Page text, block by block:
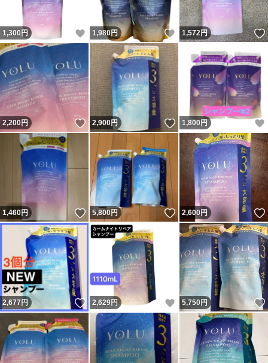
1,300 円 いいね！
1,980円 いいね！
1,572円
2,200円 いいね！
2,900円 いいね！
1,800円
1,460円 いいね！
5,800円 いいね！
2,600円
2,677円 いいね！
2,629円 いいね！
5,750円